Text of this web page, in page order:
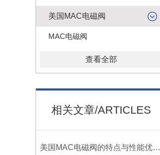
美国MAC电磁阀
MAC电磁阀
查看全部
相关文章/ARTICLES
美国MAC电磁阀的特点与性能优化技巧分析